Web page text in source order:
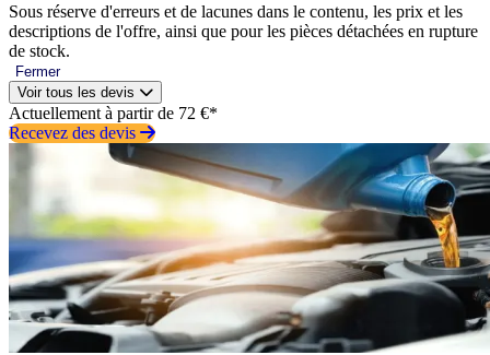
Sous réserve d'erreurs et de lacunes dans le contenu, les prix et les
descriptions de l'offre, ainsi que pour les pièces détachées en rupture
de stock.
Fermer
Voir tous les devis
Actuellement à partir de 72 €*
Recevez des devis